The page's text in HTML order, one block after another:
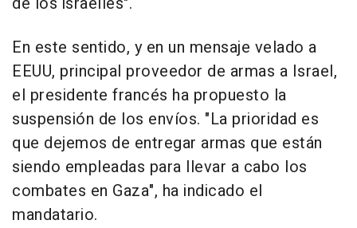
En este sentido, y en un mensaje velado a
EEUU, principal proveedor de armas a Israel,
el presidente francés ha propuesto la
suspensión de los envíos. "La prioridad es
que dejemos de entregar armas que están
siendo empleadas para llevar a cabo los
combates en Gaza", ha indicado el
mandatario.